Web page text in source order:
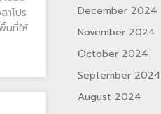
าโปร
นที่ให้
December 2024
November 2024
October 2024
September 2024
August 2024